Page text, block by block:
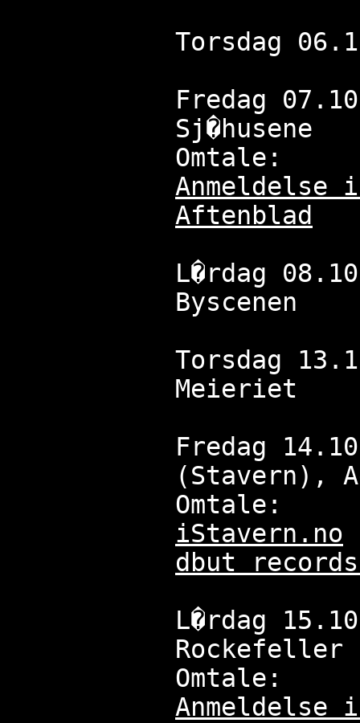
Torsdag
Fredag
Sj�husene
Omtale:
Anmeldelse
Aftenblad
L�rdag
Byscenen
Torsdag
Meieriet
Fredag
(Stavern),
Omtale:
iStavern.no
dbut
L�rdag
Rockefeller
Omtale:
Anmeldelse